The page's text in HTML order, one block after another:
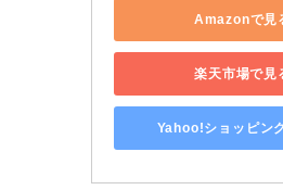
Amazonで見
楽天市場で見
Yahoo!ショッピン